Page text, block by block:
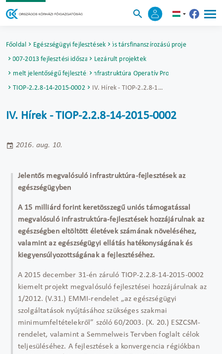
Főoldal Egészségügyi fejlesztésekUniós társfinanszírozású projektek
2007-2013 fejlesztési időszak Lezárult projektek
Kiemelt jelentőségű fejlesztésekTársadalmi Infrastruktúra Operatív Program (TIOP)
TIOP-2.2.8-14-2015-0002
IV. Hírek - TIOP-2.2.8-14-2015-0002
IV. Hírek - TIOP-2.2.8-14-2015-0002
2016. aug. 10.
Jelentős megvalósuló infrastruktúra-fejlesztések az
egészségügyben
A 15 milliárd forint keretösszegű uniós támogatással
megvalósuló infrastruktúra-fejlesztések hozzájárulnak az
egészségben eltöltött életévek számának növeléséhez,
valamint az egészségügyi ellátás hatékonyságának és
kiegyensúlyozottságának a fejlesztéséhez.
A 2015 december 31-én záruló TIOP-2.2.8-14-2015-0002
kiemelt projekt megvalósuló fejlesztései hozzájárulnak az
1/2012. (V.31.) EMMI-rendelet „az egészségügyi
szolgáltatások nyújtásához szükséges szakmai
minimumfeltételekről” szóló 60/2003. (X. 20.) ESZCSM-
rendelet, valamint a Semmelweis Tervben foglalt célok
teljesüléséhez. A fejlesztések a konvergencia régiókban